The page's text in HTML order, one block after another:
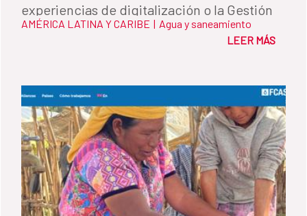
experiencias de digitalización o la Gestión
Integrada de los Recursos Hídricos.
AMÉRICA LATINA Y CARIBE | Agua y saneamiento
LEER MÁS